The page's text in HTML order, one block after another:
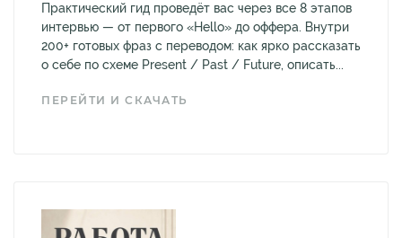
Практический гид проведёт вас через все 8 этапов
интервью — от первого «Hello» до оффера. Внутри
200+ готовых фраз с переводом: как ярко рассказать
о себе по схеме Present / Past / Future, описать...
ПЕРЕЙТИ И СКАЧАТЬ